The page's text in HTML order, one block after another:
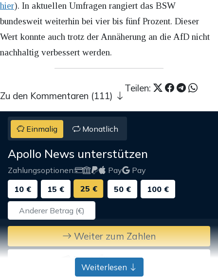
hier). In aktuellen Umfragen rangiert das BSW
bundesweit weiterhin bei vier bis fünf Prozent. Dieser
Wert konnte auch trotz der Annäherung an die AfD nicht
nachhaltig verbessert werden.
Teilen:
Zu den Kommentaren (111)
Einmalig Monatlich
Apollo News unterstützen
Zahlungsoptionen: Pay
Pay
10 €
15 € 25 € 50 € 100 €
Weiter zum Zahlen
Bank-Überweisung
Weiterlesen